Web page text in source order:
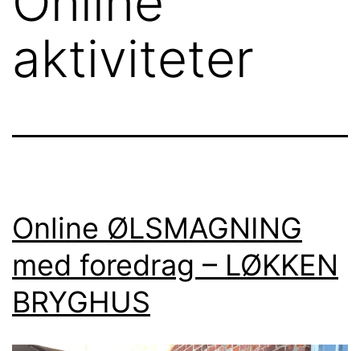
aktiviteter
Online ØLSMAGNING
med foredrag – LØKKEN
BRYGHUS